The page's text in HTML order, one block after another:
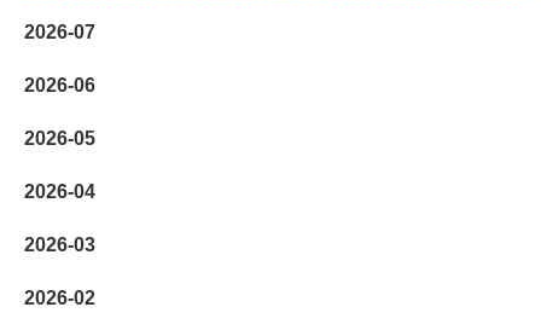
2026-07
2026-06
2026-05
2026-04
2026-03
2026-02